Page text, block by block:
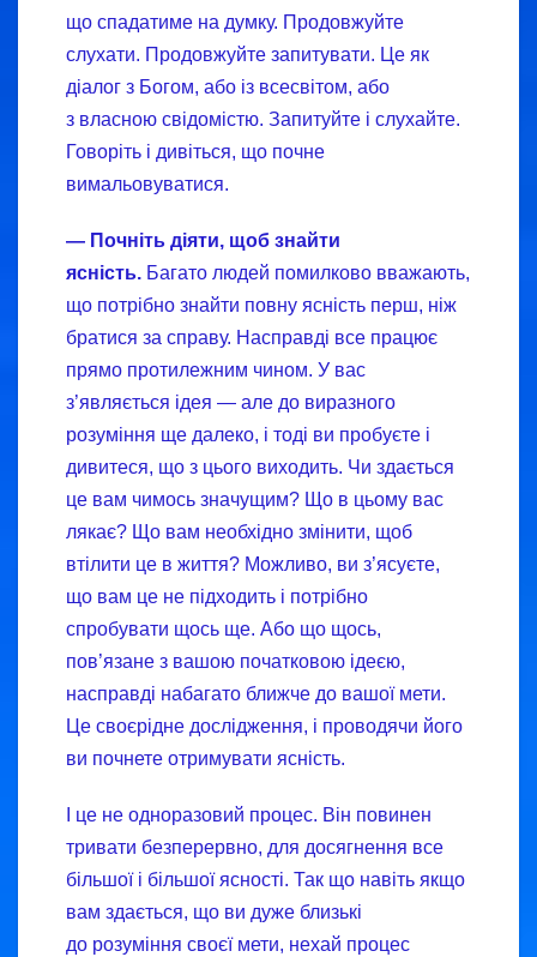
що спадатиме на думку. Продовжуйте
слухати. Продовжуйте запитувати. Це як
діалог з Богом, або із всесвітом, або
з власною свідомістю. Запитуйте і слухайте.
Говоріть і дивіться, що почне
вимальовуватися.
— Почніть діяти, щоб знайти
ясність. Багато людей помилково вважають,
що потрібно знайти повну ясність перш, ніж
братися за справу. Насправді все працює
прямо протилежним чином. У вас
з’являється ідея — але до виразного
розуміння ще далеко, і тоді ви пробуєте і
дивитеся, що з цього виходить. Чи здається
це вам чимось значущим? Що в цьому вас
лякає? Що вам необхідно змінити, щоб
втілити це в життя? Можливо, ви з’ясуєте,
що вам це не підходить і потрібно
спробувати щось ще. Або що щось,
пов’язане з вашою початковою ідеєю,
насправді набагато ближче до вашої мети.
Це своєрідне дослідження, і проводячи його
ви почнете отримувати ясність.
І це не одноразовий процес. Він повинен
тривати безперервно, для досягнення все
більшої і більшої ясності. Так що навіть якщо
вам здається, що ви дуже близькі
до розуміння своєї мети, нехай процес